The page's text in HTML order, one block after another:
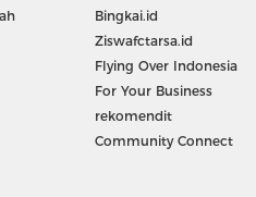
Bingkai.id
Ziswafctarsa.id
Flying Over Indonesia
For Your Business
rekomendit
Community Connect